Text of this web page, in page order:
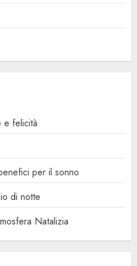
e felicità
per il sonno
di notte
Natalizia